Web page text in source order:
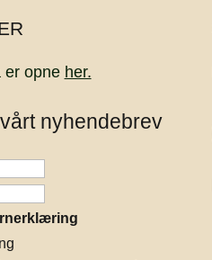
er opne her.
nyhendebrev